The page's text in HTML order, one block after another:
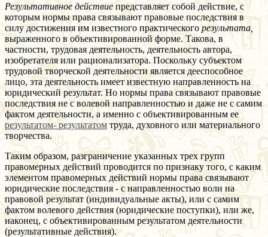
Результативное действиепредставляет собой действие, с
которым нормы права связывают правовые последствия в
силу достижения им известного практическогорезультата,
выраженного в объективированной форме. Такова, в
частности, трудовая деятельность, деятельность автора,
изобретателя или рационализатора. Поскольку субъектом
трудовой творческой деятельности является дееспособное
лицо, эта деятельность имеет известную направленность на
юридический результат. Но нормы права связывают правовые
последствия не с волевой направленностью и даже не с самим
фактом деятельности, а именно с объективированным ее
результатом- результатом труда, духовного или материального
творчества.
Таким образом, разграничение указанных трех групп
правомерных действий проводится по признаку того, с каким
элементом правомерных действий нормы права связывают
юридические последствия - с направленностью воли на
правовой результат (индивидуальные акты), или с самим
фактом волевого действия (юридические поступки), или же,
наконец, с объективированным результатом деятельности
(результативные действия).